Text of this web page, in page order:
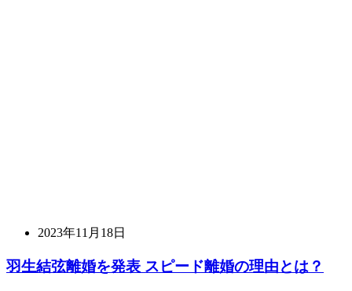
2023年11月18日
羽生結弦離婚を発表 スピード離婚の理由とは？